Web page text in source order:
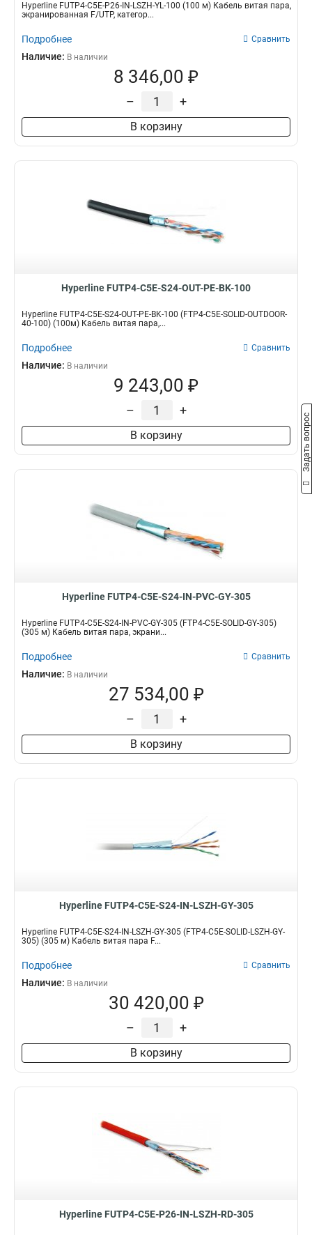
Hyperline FUTP4-C5E-P26-IN-LSZH-YL-100 (100 м) Кабель витая пара,
экранированная F/UTP, категор...
Подробнее Сравнить
Наличие: В наличии
8 346,00 ₽
– +
В корзину
Hyperline FUTP4-C5E-S24-OUT-PE-BK-100
Hyperline FUTP4-C5E-S24-OUT-PE-BK-100 (FTP4-C5E-SOLID-OUTDOOR-
40-100) (100м) Кабель витая пара,...
Подробнее Сравнить
Наличие: В наличии
9 243,00 ₽
– +
В корзину
Hyperline FUTP4-C5E-S24-IN-PVC-GY-305
Hyperline FUTP4-C5E-S24-IN-PVC-GY-305 (FTP4-C5E-SOLID-GY-305)
(305 м) Кабель витая пара, экрани...
Подробнее Сравнить
Наличие: В наличии
27 534,00 ₽
– +
В корзину
Hyperline FUTP4-C5E-S24-IN-LSZH-GY-305
Hyperline FUTP4-C5E-S24-IN-LSZH-GY-305 (FTP4-C5E-SOLID-LSZH-GY-
305) (305 м) Кабель витая пара F...
Подробнее Сравнить
Наличие: В наличии
30 420,00 ₽
– +
В корзину
Hyperline FUTP4-C5E-P26-IN-LSZH-RD-305
Задать вопрос